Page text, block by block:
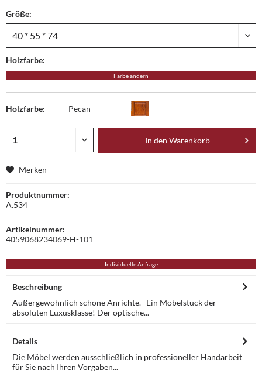
Größe:
Holzfarbe:
Farbe ändern
Holzfarbe: Pecan
In den Warenkorb
Merken
Produktnummer:
A.534
Artikelnummer:
4059068234069-H-101
Individuelle Anfrage
Beschreibung
Außergewöhnlich schöne Anrichte. Ein Möbelstück der
absoluten Luxusklasse! Der optische...
Details
Die Möbel werden ausschließlich in professioneller Handarbeit
für Sie nach Ihren Vorgaben...